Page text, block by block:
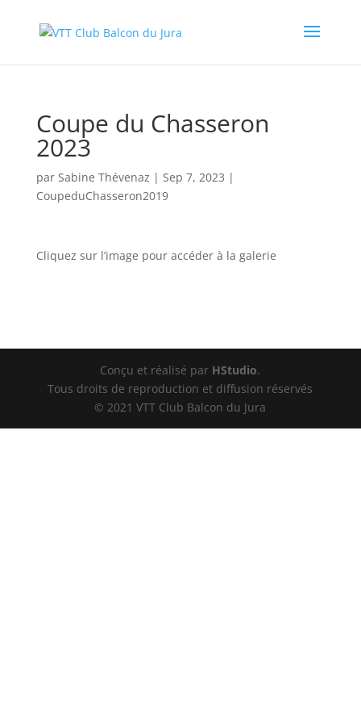
Coupe du Chasseron
2023
par Sabine Thévenaz | Sep 7, 2023 |
CoupeduChasseron2019
Cliquez sur l’image pour accéder à la galerie
Conçu et réalisé par HStudio.
Tous droits de reproduction et diffusion réservés
© 2021 VTT Club Balcon du Jura